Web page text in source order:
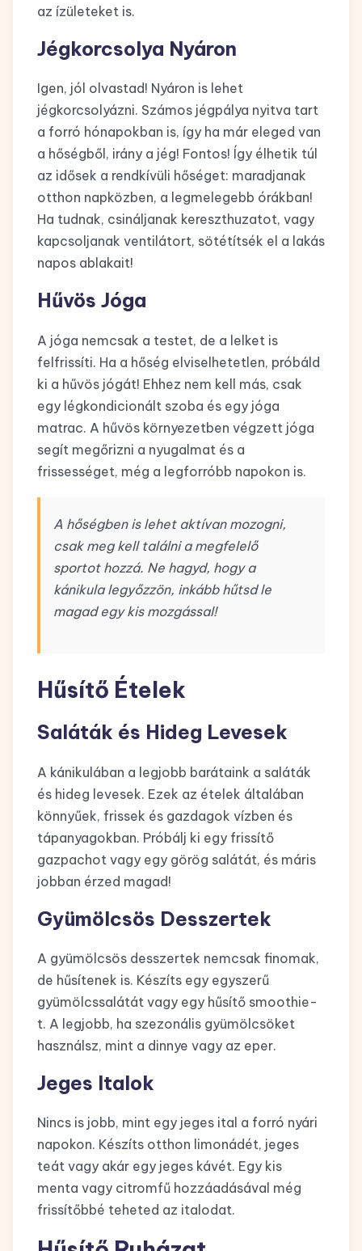
az ízületeket is.
Jégkorcsolya Nyáron
Igen, jól olvastad! Nyáron is lehet
jégkorcsolyázni. Számos jégpálya nyitva tart
a forró hónapokban is, így ha már eleged van
a hőségből, irány a jég! Fontos! Így élhetik túl
az idősek a rendkívüli hőséget: maradjanak
otthon napközben, a legmelegebb órákban!
Ha tudnak, csináljanak kereszthuzatot, vagy
kapcsoljanak ventilátort, sötétítsék el a lakás
napos ablakait!
Hűvös Jóga
A jóga nemcsak a testet, de a lelket is
felfrissíti. Ha a hőség elviselhetetlen, próbáld
ki a hűvös jógát! Ehhez nem kell más, csak
egy légkondicionált szoba és egy jóga
matrac. A hűvös környezetben végzett jóga
segít megőrizni a nyugalmat és a
frissességet, még a legforróbb napokon is.
A hőségben is lehet aktívan mozogni,
csak meg kell találni a megfelelő
sportot hozzá. Ne hagyd, hogy a
kánikula legyőzzön, inkább hűtsd le
magad egy kis mozgással!
Hűsítő Ételek
Saláták és Hideg Levesek
A kánikulában a legjobb barátaink a saláták
és hideg levesek. Ezek az ételek általában
könnyűek, frissek és gazdagok vízben és
tápanyagokban. Próbálj ki egy frissítő
gazpachot vagy egy görög salátát, és máris
jobban érzed magad!
Gyümölcsös Desszertek
A gyümölcsös desszertek nemcsak finomak,
de hűsítenek is. Készíts egy egyszerű
gyümölcssalátát vagy egy hűsítő smoothie-
t. A legjobb, ha szezonális gyümölcsöket
használsz, mint a dinnye vagy az eper.
Jeges Italok
Nincs is jobb, mint egy jeges ital a forró nyári
napokon. Készíts otthon limonádét, jeges
teát vagy akár egy jeges kávét. Egy kis
menta vagy citromfű hozzáadásával még
frissítőbbé teheted az italodat.